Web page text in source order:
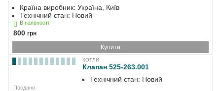
Країна виробник: Україна, Київ
Технічний стан: Новий
В наявності
800 грн
Купити
КОТЛИ
Клапан 525-263.001
Технічний стан: Новий
Продано